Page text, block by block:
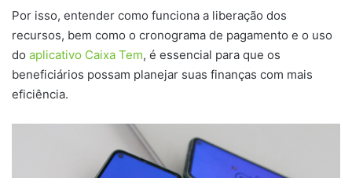
Por isso, entender como funciona a liberação dos
recursos, bem como o cronograma de pagamento e o uso
do aplicativo Caixa Tem, é essencial para que os
beneficiários possam planejar suas finanças com mais
eficiência.